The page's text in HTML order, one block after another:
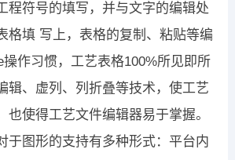
程符号的填写，并与文字的编辑处
格填 写上，表格的复制、粘贴等编
作习惯，工艺表格100%所见即所
辑、虚列、列折叠等技术，使工艺
也使得工艺文件编辑器易于掌握。
于图形的支持有多种形式：平台内